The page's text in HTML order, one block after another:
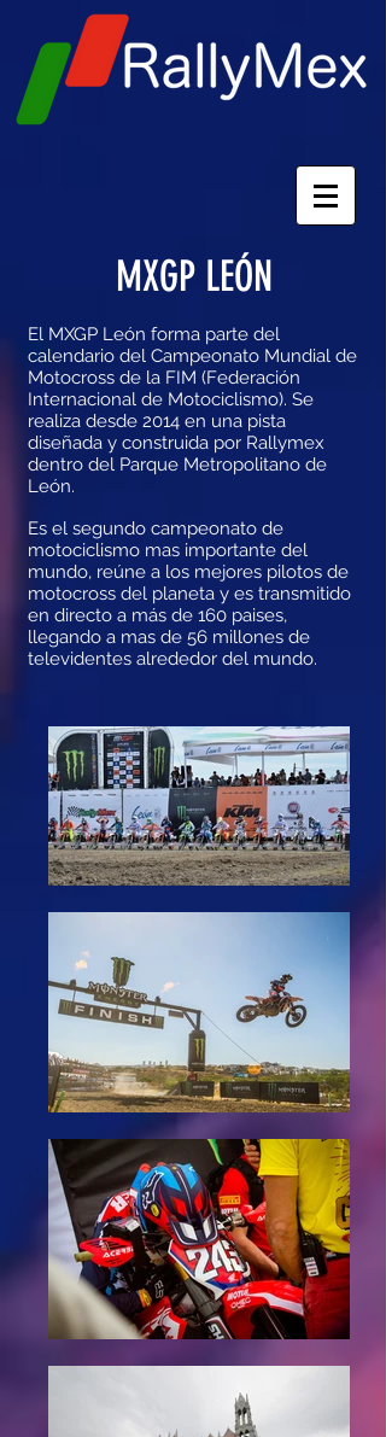
MXGP LEÓN
El MXGP León forma parte del
calendario del Campeonato Mundial de
Motocross de la FIM (Federación
Internacional de Motociclismo). Se
realiza desde 2014 en una pista
diseñada y construida por Rallymex
dentro del Parque Metropolitano de
León.
Es el segundo campeonato de
motociclismo mas importante del
mundo, reúne a los mejores pilotos de
motocross del planeta y es transmitido
en directo a más de 160 paises,
llegando a mas de 56 millones de
televidentes alrededor del mundo.